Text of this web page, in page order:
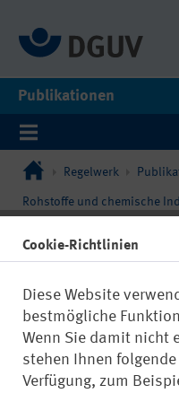
Publikationen
Regelwerk
Rohstoffe und chemische
Cookie-Richtlinien
Diese Website
bestmögliche
Wenn Sie damit nicht
stehen Ihnen
Verfügung, zum